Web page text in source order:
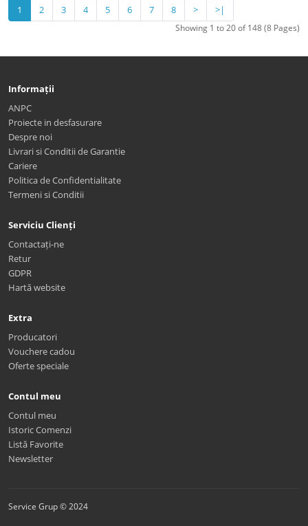
1 2 3 4 5 6 7 8 > >|
Showing 1 to 20 of 148 (8 Pages)
Informații
ANPC
Proiecte in desfasurare
Despre noi
Livrari si Conditii de Garantie
Cariere
Politica de Confidentialitate
Termeni si Conditii
Serviciu Clienți
Contactați-ne
Retur
GDPR
Hartă website
Extra
Producatori
Vouchere cadou
Oferte speciale
Contul meu
Contul meu
Istoric Comenzi
Listă Favorite
Newsletter
Service Grup © 2024